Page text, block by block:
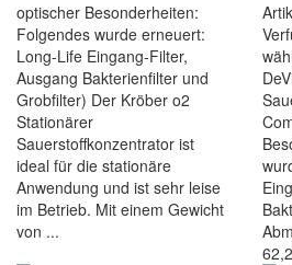
optischer Besonderheiten:
Folgendes wurde erneuert:
Long-Life Eingang-Filter,
Ausgang Bakterienfilter und
Grobfilter) Der Kröber o2
Stationärer
Sauerstoffkonzentrator ist
ideal für die stationäre
Anwendung und ist sehr leise
im Betrieb. Mit einem Gewicht
von ...